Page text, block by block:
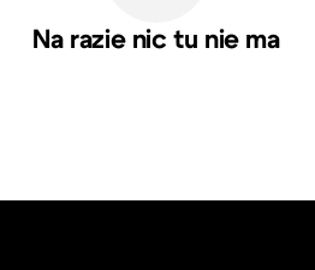
Na razie nic tu nie ma